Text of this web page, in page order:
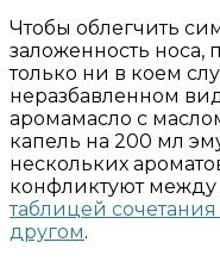
Чтобы облегчить
заложенность носа,
только ни в коем
неразбавленном
аромамасло с
капель на 200 мл
нескольких
конфликтуют между
таблицей
другом.